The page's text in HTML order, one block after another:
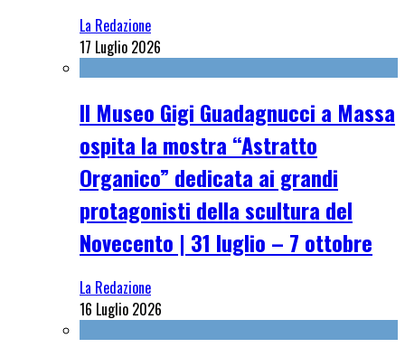
La Redazione
17 Luglio 2026
Il Museo Gigi Guadagnucci a Massa
ospita la mostra “Astratto
Organico” dedicata ai grandi
protagonisti della scultura del
Novecento | 31 luglio – 7 ottobre
La Redazione
16 Luglio 2026